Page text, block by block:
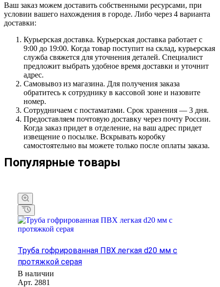
Ваш заказ можем доставить собственными ресурсами, при
условии вашего нахождения в городе. Либо через 4 варианта
доставки:
Курьерская доставка. Курьерская доставка работает с
9:00 до 19:00. Когда товар поступит на склад, курьерская
служба свяжется для уточнения деталей. Специалист
предложит выбрать удобное время доставки и уточнит
адрес.
Самовывоз из магазина. Для получения заказа
обратитесь к сотруднику в кассовой зоне и назовите
номер.
Сотрудничаем с постаматами. Срок хранения — 3 дня.
Предоставляем почтовую доставку через почту России.
Когда заказ придет в отделение, на ваш адрес придет
извещение о посылке. Вскрывать коробку
самостоятельно вы можете только после оплаты заказа.
Популярные товары
Труба гофрированная ПВХ легкая d20 мм с
протяжкой серая
В наличии
Арт. 2881